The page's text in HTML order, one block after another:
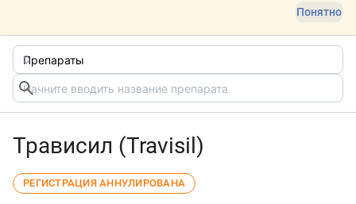
Понятно
Трависил (Travisil)
РЕГИСТРАЦИЯ АННУЛИРОВАНА